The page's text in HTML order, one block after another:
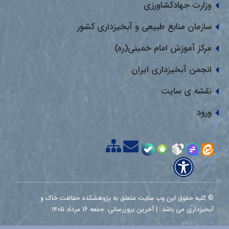
وزارت جهادکشاورزی
سازمان منابع طبیعی و آبخیزداری کشور
مرکز آموزش امام خمینی(ره)
انجمن آبخیزداری ایران
نقشه ی سایت
ورود
© کلیه حقوق این وب سایت متعلق به پژوهشکده حفاظت خاک و
آبخیزداری می باشد. | آخرین بروزرسانی: جمعه ۱۶ مرداد ۱۴۰۵